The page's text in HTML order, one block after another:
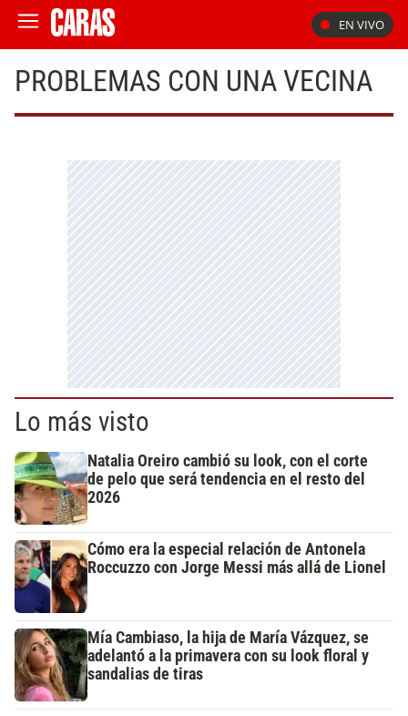
EN VIVO
PROBLEMAS CON UNA VECINA
Lo más visto
Natalia Oreiro cambió su look, con el corte
de pelo que será tendencia en el resto del
2026
Cómo era la especial relación de Antonela
Roccuzzo con Jorge Messi más allá de Lionel
Mía Cambiaso, la hija de María Vázquez, se
adelantó a la primavera con su look floral y
sandalias de tiras